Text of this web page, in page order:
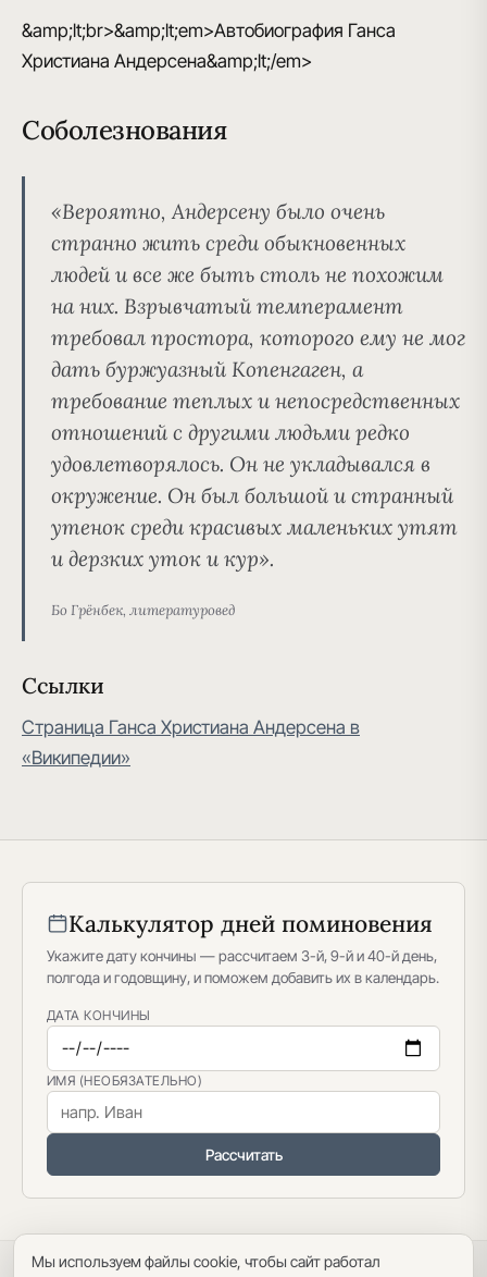
&amp;lt;br>&amp;lt;em>Автобиография Ганса
Христиана Андерсена&amp;lt;/em>
Соболезнования
«Вероятно, Андерсену было очень
странно жить среди обыкновенных
людей и все же быть столь не похожим
на них. Взрывчатый темперамент
требовал простора, которого ему не мог
дать буржуазный Копенгаген, а
требование теплых и непосредственных
отношений с другими людьми редко
удовлетворялось. Он не укладывался в
окружение. Он был большой и странный
утенок среди красивых маленьких утят
и дерзких уток и кур».
Бо Грёнбек, литературовед
Ссылки
Страница Ганса Христиана Андерсена в
«Википедии»
Калькулятор дней поминовения
Укажите дату кончины — рассчитаем 3-й, 9-й и 40-й день,
полгода и годовщину, и поможем добавить их в календарь.
ДАТА КОНЧИНЫ
ИМЯ (НЕОБЯЗАТЕЛЬНО)
Рассчитать
Политика конфиденциальности ·Пользовательское соглашение
Мы используем файлы cookie, чтобы сайт работал